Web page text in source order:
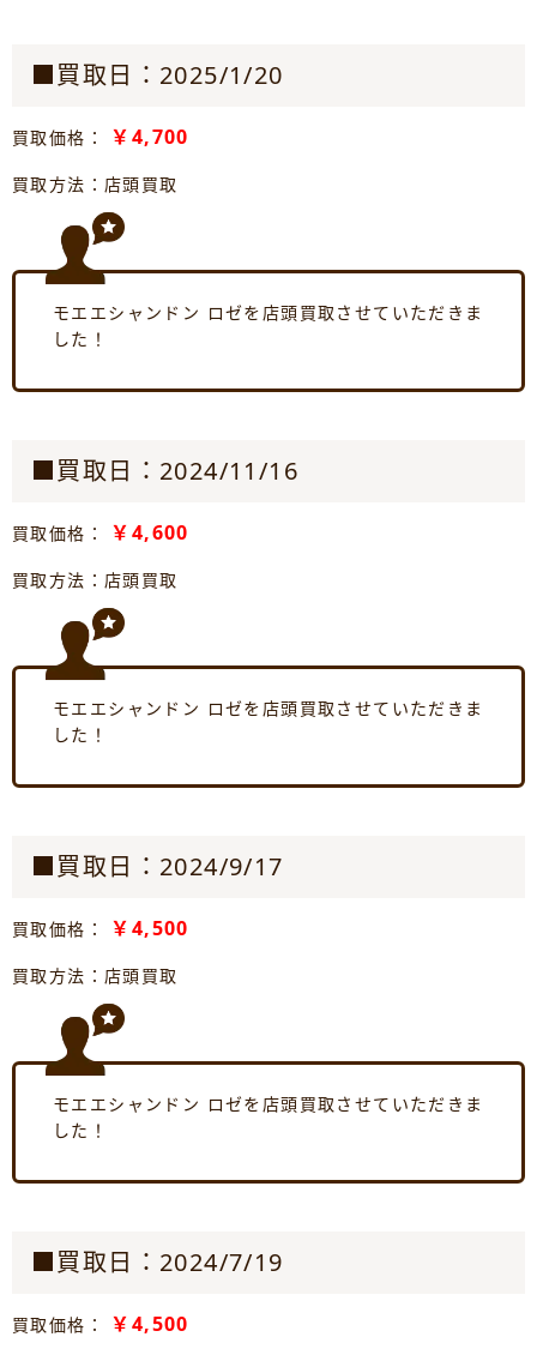
■買取日：2025/1/20
買取価格： ￥4,700
買取方法：店頭買取
モエエシャンドン ロゼを店頭買取させていただきま
した！
■買取日：2024/11/16
買取価格： ￥4,600
買取方法：店頭買取
モエエシャンドン ロゼを店頭買取させていただきま
した！
■買取日：2024/9/17
買取価格： ￥4,500
買取方法：店頭買取
モエエシャンドン ロゼを店頭買取させていただきま
した！
■買取日：2024/7/19
買取価格： ￥4,500